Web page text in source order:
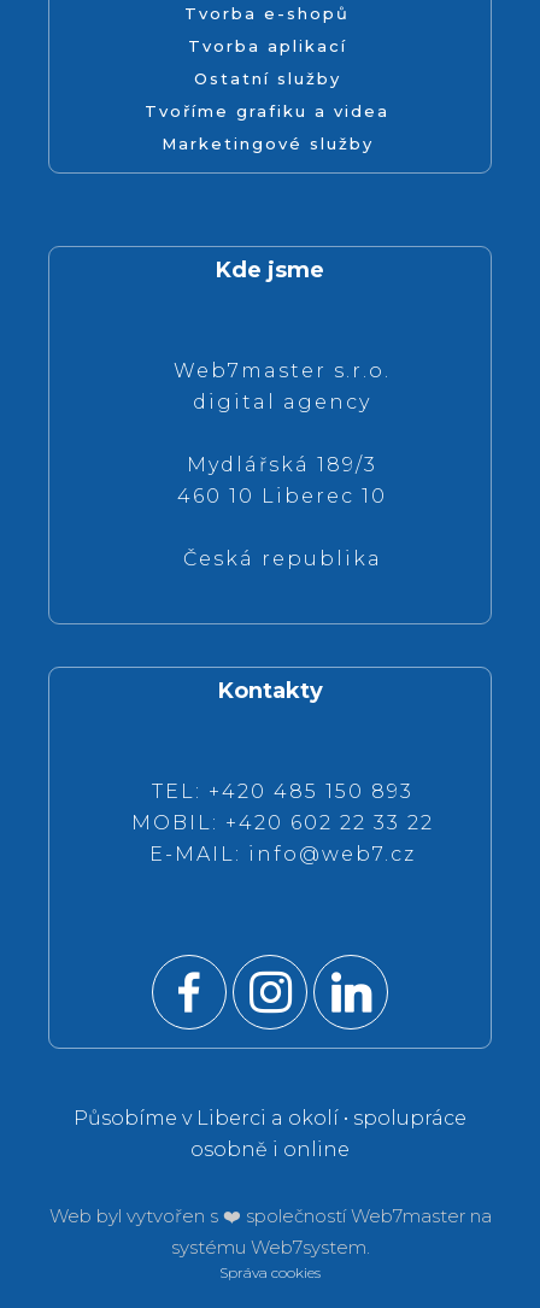
Tvorba e-shopů
Tvorba aplikací
Ostatní služby
Tvoříme grafiku a videa
Marketingové služby
Kde jsme
Web7master s.r.o.
digital agency
Mydlářská 189/3
460 10 Liberec 10
Česká republika
Kontakty
TEL: +420 485 150 893
MOBIL: +420 602 22 33 22
E-MAIL: info@web7.cz
Působíme v Liberci a okolí • spolupráce
osobně i online
Web byl vytvořen s ❤️ společnostíWeb7master na
systému Web7system.
Správa cookies